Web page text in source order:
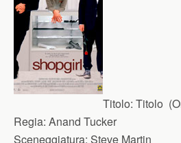
Titolo: Titolo
Regia: Anand Tucker
Sceneggiatura: Steve Martin